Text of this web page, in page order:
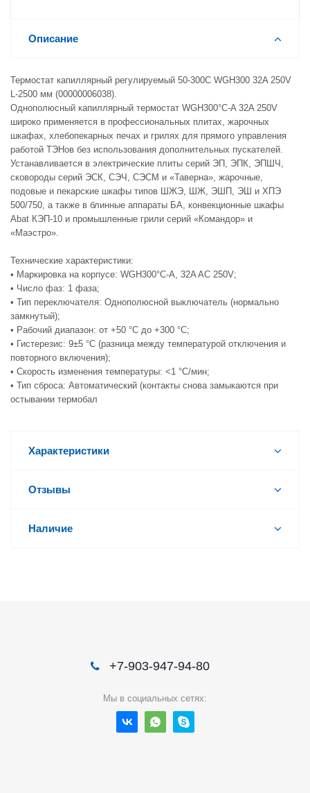
Описание
Термостат капиллярный регулируемый 50-300C WGH300 32A 250V
L-2500 мм (00000006038).
Однополюсный капиллярный термостат WGH300°C-A 32A 250V
широко применяется в профессиональных плитах, жарочных
шкафах, хлебопекарных печах и грилях для прямого управления
работой ТЭНов без использования дополнительных пускателей.
Устанавливается в электрические плиты серий ЭП, ЭПК, ЭПШЧ,
сковороды серий ЭСК, СЭЧ, СЭСМ и «Таверна», жарочные,
подовые и пекарские шкафы типов ШЖЭ, ШЖ, ЭШП, ЭШ и ХПЭ
500/750, а также в блинные аппараты БА, конвекционные шкафы
Abat КЭП-10 и промышленные грили серий «Командор» и
«Маэстро».
Технические характеристики:
• Маркировка на корпусе: WGH300°C-A, 32A AC 250V;
• Число фаз: 1 фаза;
• Тип переключателя: Однополюсной выключатель (нормально
замкнутый);
• Рабочий диапазон: от +50 °C до +300 °C;
• Гистерезис: 9±5 °C (разница между температурой отключения и
повторного включения);
• Скорость изменения температуры: <1 °C/мин;
• Тип сброса: Автоматический (контакты снова замыкаются при
остывании термобал
Характеристики
Отзывы
Наличие
+7-903-947-94-80
Мы в социальных сетях: